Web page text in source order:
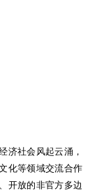
济社会风起云涌，
化等领域交流合作
开放的非官方多边